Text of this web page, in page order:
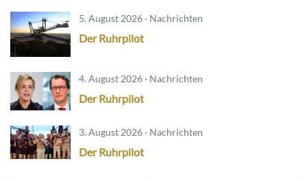
5. August 2026 · Nachrichten
Der Ruhrpilot
4. August 2026 · Nachrichten
Der Ruhrpilot
3. August 2026 · Nachrichten
Der Ruhrpilot